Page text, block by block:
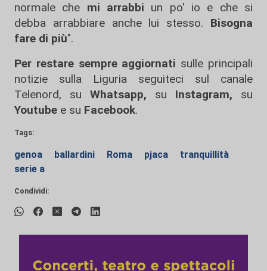
normale che mi arrabbi un po' io e che si
debba arrabbiare anche lui stesso. Bisogna
fare di più".
Per restare sempre aggiornati sulle principali
notizie sulla Liguria seguiteci sul canale
Telenord, su
Whatsapp, su Instagram, su
Youtube e su Facebook.
Tags:
genoa ballardini Roma pjaca
tranquillità
serie a
Condividi: